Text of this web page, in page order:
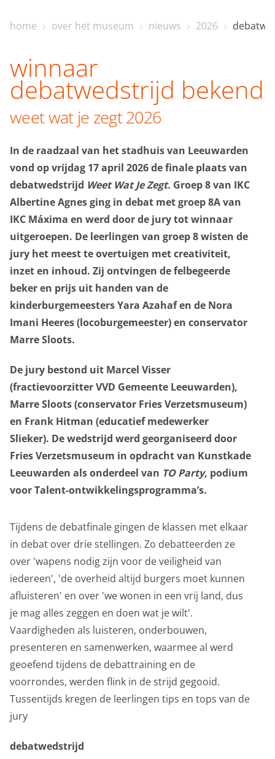
home
bezoekinfo
te zien en te doen
collectie
onderwijs
over het museum
home over het museum nieuws 2026
winnaar
debatwedstrijd bekend
weet wat je zegt 2026
In de raadzaal van het stadhuis van Leeuwarden
vond op vrijdag 17 april 2026 de finale plaats van
debatwedstrijd Weet Wat Je Zegt. Groep 8 van IKC
Albertine Agnes ging in debat met groep 8A van
IKC Máxima en werd door de jury tot winnaar
uitgeroepen. De leerlingen van groep 8 wisten de
jury het meest te overtuigen met creativiteit,
inzet en inhoud. Zij ontvingen de felbegeerde
beker en prijs uit handen van de
kinderburgemeesters Yara Azahaf en de Nora
Imani Heeres (locoburgemeester) en conservator
Marre Sloots.
De jury bestond uit Marcel Visser
(fractievoorzitter VVD Gemeente Leeuwarden),
Marre Sloots (conservator Fries Verzetsmuseum)
en Frank Hitman (educatief medewerker
Slieker). De wedstrijd werd georganiseerd door
Fries Verzetsmuseum in opdracht van Kunstkade
Leeuwarden als onderdeel van TO Party, podium
voor Talent-ontwikkelingsprogramma’s.
Tijdens de debatfinale gingen de klassen met elkaar
in debat over drie stellingen. Zo debatteerden ze
over 'wapens nodig zijn voor de veiligheid van
iedereen', 'de overheid altijd burgers moet kunnen
afluisteren' en over 'we wonen in een vrij land, dus
je mag alles zeggen en doen wat je wilt'.
Vaardigheden als luisteren, onderbouwen,
presenteren en samenwerken, waarmee al werd
geoefend tijdens de debattraining en de
voorrondes, werden flink in de strijd gegooid.
Tussentijds kregen de leerlingen tips en tops van de
jury
debatwedstrijd
Privacy opties
Dankzij cookies hoef je niet steeds dezelfde
Ze geven ons ook inzicht hoe je onze site bekijkt. Zo
kunnen wij deze steeds beter maken.
Functionele cookies
Functionele cookies zijn nodig om de website goed te
laten functioneren. Voor het opslaan van de privacy
voorkeur, het maken van een boeking en dergelijke
acties zijn deze cookies noodzakelijk.
Functionele cookies
Analytische cookies
Met de analyserende cookies doen we kennis op. Deze
een beetje beter te maken. Het bezoekgedrag wordt